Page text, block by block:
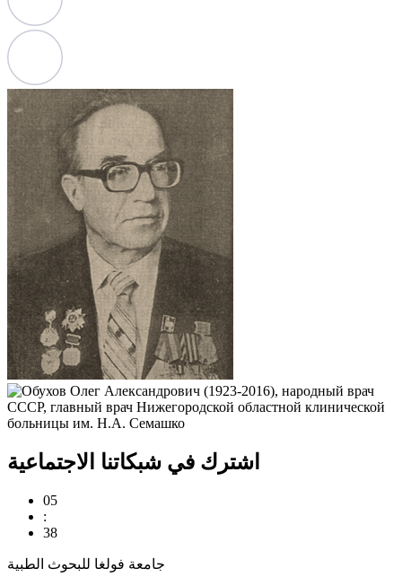
اشترك في شبكاتنا الاجتماعية
05
:
38
جامعة فولغا للبحوث الطبية